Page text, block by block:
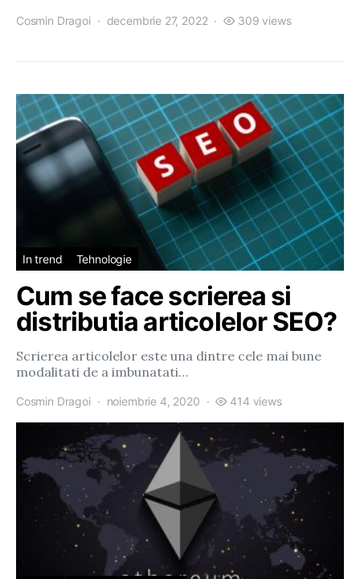
Cosmin Dragoi decembrie 27, 2022 309 views
In trend Tehnologie
Cum se face scrierea si
distributia articolelor SEO?
Scrierea articolelor este una dintre cele mai bune
modalitati de a imbunatati…
Cosmin Dragoi noiembrie 4, 2020 414 views